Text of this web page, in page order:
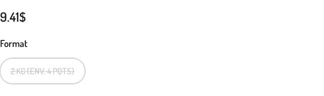
9.41$
Format
2 KG (ENV. 4 PQTS)